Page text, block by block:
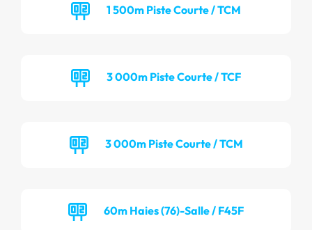
1 500m Piste Courte / TCM
3 000m Piste Courte / TCF
3 000m Piste Courte / TCM
60m Haies (76)-Salle / F45F